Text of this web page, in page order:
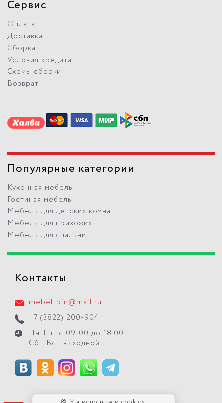
Сервис
Оплата
Доставка
Сборка
Условия кредита
Схемы сборки
Возврат
Популярные категории
Кухонная мебель
Гостиная мебель
Мебель для детских комнат
Мебель для прихожих
Мебель для спальни
Контакты
mebel-bin@mail.ru
+7 (3822) 200-904
Пн-Пт: с 09:00 до 18:00
Сб., Вс.: выходной